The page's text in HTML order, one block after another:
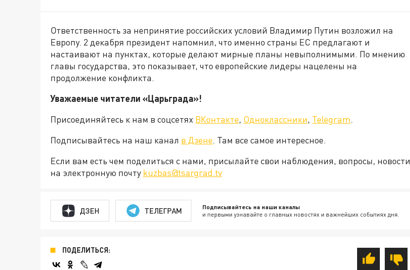
Ответственность за непринятие российских условий Владимир Путин возложил на
Европу. 2 декабря президент напомнил, что именно страны ЕС предлагают и
настаивают на пунктах, которые делают мирные планы невыполнимыми. По мнению
главы государства, это показывает, что европейские лидеры нацелены на
продолжение конфликта.
Уважаемые читатели «Царьграда»!
Присоединяйтесь к нам в соцсетях ВКонтакте, Одноклассники, Telegram.
Подписывайтесь на наш канал в Дзене. Там все самое интересное.
Если вам есть чем поделиться с нами, присылайте свои наблюдения, вопросы, новости
на электронную почту kuzbas@tsargrad.tv
ДЗЕН ТЕЛЕГРАМ Подписывайтесь на наши каналы
и первыми узнавайте о главных новостях и важнейших событиях дня.
ПОДЕЛИТЬСЯ: